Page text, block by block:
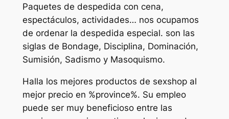
Paquetes de despedida con cena,
espectáculos, actividades… nos ocupamos
de ordenar la despedida especial. son las
siglas de Bondage, Disciplina, Dominación,
Sumisión, Sadismo y Masoquismo.
Halla los mejores productos de sexshop al
mejor precio en %province%. Su empleo
puede ser muy beneficioso entre las